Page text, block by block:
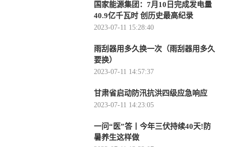
国家能源集团：7月10日完成发电量
40.9亿千瓦时 创历史最高纪录
2023-07-11 15:28:40
雨刮器用多久换一次（雨刮器用多久
要换）
2023-07-11 14:57:37
甘肃省启动防汛抗洪四级应急响应
2023-07-11 14:23:05
一问“医”答丨今年三伏持续40天!防
暑养生这样做